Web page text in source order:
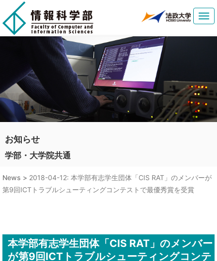
お知らせ
学部・大学院共通
News > 2018-04-12: 本学部有志学生団体「CIS RAT」のメンバーが
第9回ICTトラブルシューティングコンテストで最優秀賞を受賞
本学部有志学生団体「CIS RAT」のメンバー
が第9回ICTトラブルシューティングコンテ